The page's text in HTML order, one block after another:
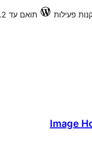
תואם עד 7.0.2
Image